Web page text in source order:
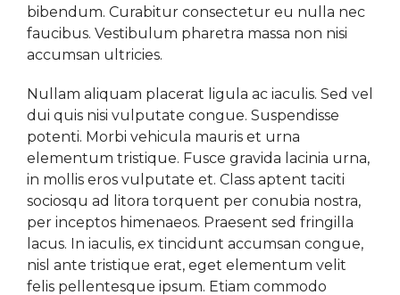
bibendum. Curabitur consectetur eu nulla nec
faucibus. Vestibulum pharetra massa non nisi
accumsan ultricies.
Nullam aliquam placerat ligula ac iaculis. Sed vel
dui quis nisi vulputate congue. Suspendisse
potenti. Morbi vehicula mauris et urna
elementum tristique. Fusce gravida lacinia urna,
in mollis eros vulputate et. Class aptent taciti
sociosqu ad litora torquent per conubia nostra,
per inceptos himenaeos. Praesent sed fringilla
lacus. In iaculis, ex tincidunt accumsan congue,
nisl ante tristique erat, eget elementum velit
felis pellentesque ipsum. Etiam commodo